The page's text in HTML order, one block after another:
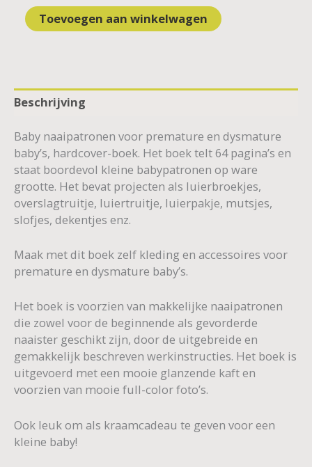
Toevoegen aan winkelwagen
Beschrijving
Baby naaipatronen voor premature en dysmature
baby’s, hardcover-boek. Het boek telt 64 pagina’s en
staat boordevol kleine babypatronen op ware
grootte. Het bevat projecten als luierbroekjes,
overslagtruitje, luiertruitje, luierpakje, mutsjes,
slofjes, dekentjes enz.
Maak met dit boek zelf kleding en accessoires voor
premature en dysmature baby’s.
Het boek is voorzien van makkelijke naaipatronen
die zowel voor de beginnende als gevorderde
naaister geschikt zijn, door de uitgebreide en
gemakkelijk beschreven werkinstructies. Het boek is
uitgevoerd met een mooie glanzende kaft en
voorzien van mooie full-color foto’s.
Ook leuk om als kraamcadeau te geven voor een
kleine baby!